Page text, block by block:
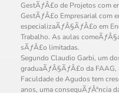
GestÃƒÂ£o de Projetos com
GestÃƒÂ£o Empresarial com
especializaÃƒÂ§ÃƒÂ£o em
Trabalho. As aulas
sÃƒÂ£o limitadas.
Segundo Claudio Garbi, um
graduaÃƒÂ§ÃƒÂ£o da FAAG,
Faculdade de Agudos tem
anos, uma consequÃƒÂªncia